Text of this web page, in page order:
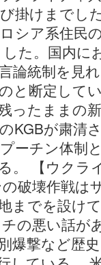
掛けまでし
シア系住民
た。国内に
論統制を見
と断定して
ったままの
KGBが粛清
ーチン体制
。 【ウクラ
破壊作戦は
までを設け
の悪い話が
爆撃など歴